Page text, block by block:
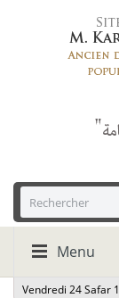
Menu
Vendredi 24 Safar